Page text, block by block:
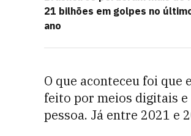
21 bilhões em golpes no
ano
O que aconteceu foi
feito por meios digitais e
pessoa. Já entre 2021 e